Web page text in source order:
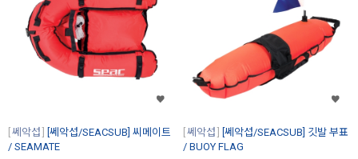
쎄악섭
[쎄악섭/SEACSUB] 씨메이트
/ SEAMATE
쎄악섭
[쎄악섭/SEACSUB] 깃발 부표
/ BUOY FLAG